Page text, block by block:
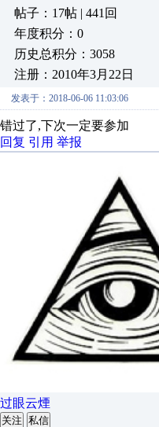
帖子：17帖 | 441回
年度积分：0
历史总积分：3058
注册：2010年3月22日
发表于：2018-06-06 11:03:06
错过了,下次一定要参加
回复 引用 举报
过眼云煙
关注 私信